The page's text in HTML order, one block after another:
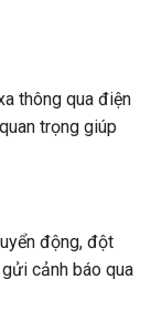
thông qua điện
trọng giúp
động, đột
cảnh báo qua